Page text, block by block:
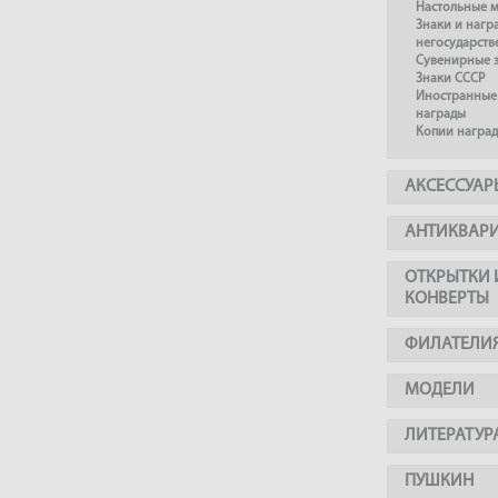
Настольные
Знаки и
Сувенирные
Знаки СССР
награды
Копии
ОТКРЫТКИ
КОНВЕРТЫ
МОДЕЛИ
ПУШКИН